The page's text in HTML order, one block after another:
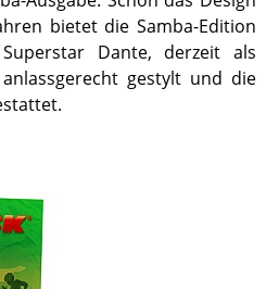
bietet die Samba-Edition
Dante, derzeit als
gestylt und die